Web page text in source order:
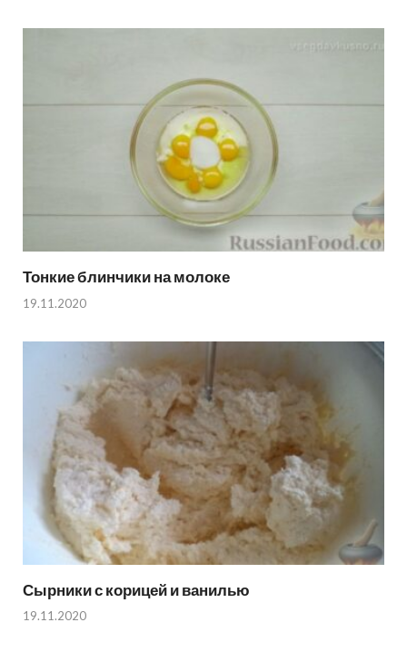
Тонкие блинчики на молоке
19.11.2020
Сырники с корицей и ванилью
19.11.2020